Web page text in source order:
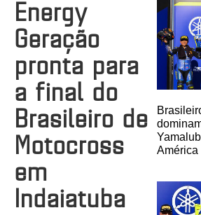
Energy
Geração
pronta para
a final do
Brasileiro de
Motocross
em
Indaiatuba
América